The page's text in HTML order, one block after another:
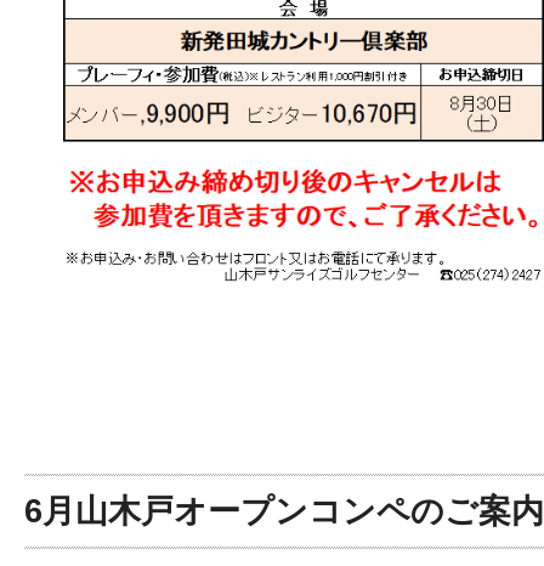
6月山木戸オープンコンペのご案内